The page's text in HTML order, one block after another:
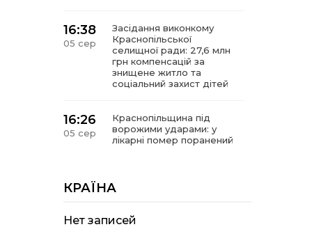
16:38
05 сер
Засідання виконкому
Краснопільської
селищної ради: 27,6 млн
грн компенсацій за
знищене житло та
соціальний захист дітей
16:26
05 сер
Краснопільщина під
ворожими ударами: у
лікарні помер поранений
можуть врятувати життя
КРАЇНА
Нет записей